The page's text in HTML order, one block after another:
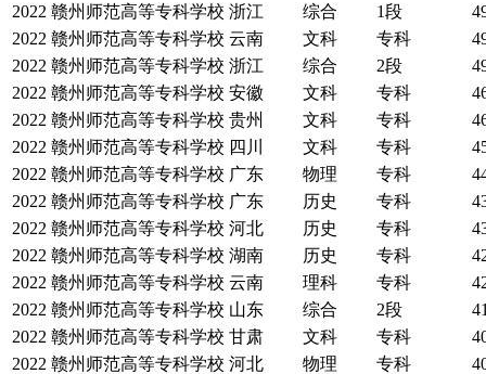
2022 赣州师范高等专科学校 浙江 综合 1段
2022 赣州师范高等专科学校 云南 文科 专科
2022 赣州师范高等专科学校 浙江 综合 2段
2022 赣州师范高等专科学校 安徽 文科 专科
2022 赣州师范高等专科学校 贵州 文科 专科
2022 赣州师范高等专科学校 四川 文科 专科
2022 赣州师范高等专科学校 广东 物理 专科
2022 赣州师范高等专科学校 广东 历史 专科
2022 赣州师范高等专科学校 河北 历史 专科
2022 赣州师范高等专科学校 湖南 历史 专科
2022 赣州师范高等专科学校 云南 理科 专科
2022 赣州师范高等专科学校 山东 综合 2段
2022 赣州师范高等专科学校 甘肃 文科 专科
2022 赣州师范高等专科学校 河北 物理 专科